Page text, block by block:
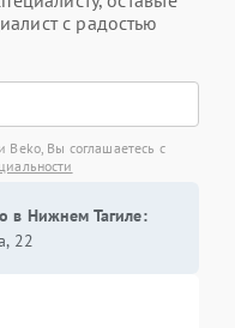
с радостью
Beko, Вы соглашаетесь с
в Нижнем Тагиле:
22